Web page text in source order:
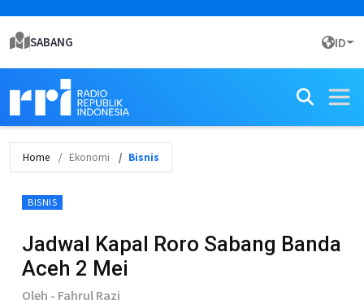
SABANG ID
Home Ekonomi Bisnis
BISNIS
Jadwal Kapal Roro Sabang Banda
Aceh 2 Mei
Oleh - Fahrul Razi